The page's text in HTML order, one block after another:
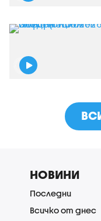
НОВИНИ
Последни
Всичко от днес